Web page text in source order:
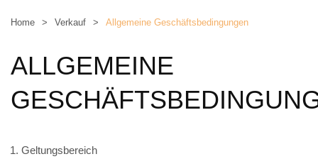
WIR STELLEN UNS VOR
ONLINESHOP
alle Produkte
Home > Verkauf > Allgemeine Geschäftsbedingungen
ALLGEMEINE
Geltungsbereich